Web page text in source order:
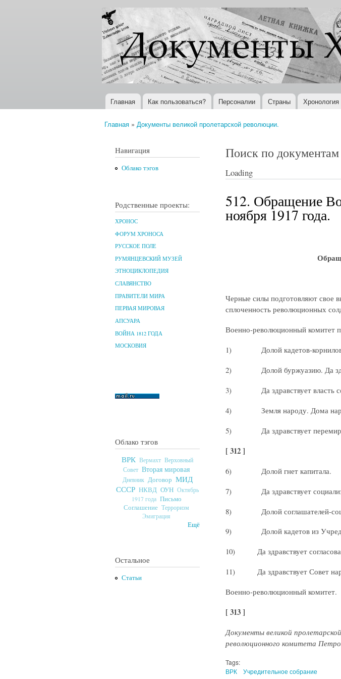
Перейти к
основному
Документы
XX века
Всемирная
история в
Интернете
Главное меню
Главная Как пользоваться? Персоналии Страны Хронология
Главная » Документы великой пролетарской революции.
Навигация
Облако тэгов
Родственные проекты:
ХРОНОС
ФОРУМ ХРОНОСА
РУССКОЕ ПОЛЕ
РУМЯНЦЕВСКИЙ МУЗЕЙ
ЭТНОЦИКЛОПЕДИЯ
СЛАВЯНСТВО
ПРАВИТЕЛИ МИРА
ПЕРВАЯ МИРОВАЯ
АПСУАРА
ВОЙНА 1812 ГОДА
МОСКОВИЯ
Облако тэгов
ВРК Вермахт Верховный
Совет Вторая мировая
Дневник Договор МИД
СССР НКВД ОУН Октябрь
1917 года Письмо
Соглашение Терроризм
Эмиграция
Ещё
Остальное
Статьи
Поиск по
Loading
512. Обращение
ноября 1917 года.
Черные силы подготовляют свое
сплоченность революционных
Военно-революционный комитет
1) Долой кадетов-
2) Долой буржуазию. Да
3) Да здравствует власть
4) Земля народу. Дома
5) Да здравствует перемирие.
[ 312 ]
6) Долой гнет капитала.
7) Да здравствует
8) Долой соглашателей-
9) Долой кадетов из
10) Да здравствует
11) Да здравствует Совет
Военно-революционный комитет.
[ 313 ]
Документы великой
революционного комитета
Tags:
ВРК
Учредительное собрание